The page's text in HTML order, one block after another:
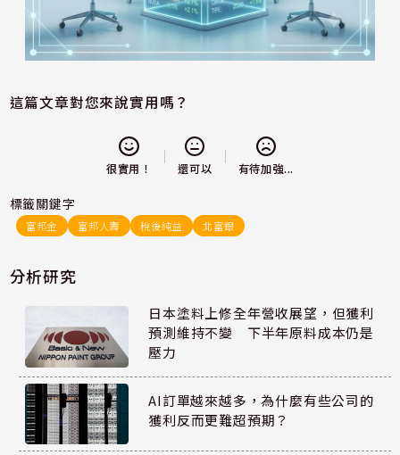
這篇文章對您來說實用嗎？
很實用！ 還可以 有待加強...
標籤關鍵字
富邦金 富邦人壽 稅後純益 北富銀
分析研究
日本塗料上修全年營收展望，但獲利
預測維持不變 下半年原料成本仍是
壓力
AI訂單越來越多，為什麼有些公司的
獲利反而更難超預期？